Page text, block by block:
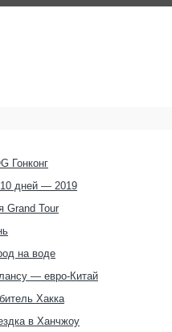
Гонконг
дней — 2019
Grand Tour
на воде
— евро-Китай
Хакка
в Ханчжоу